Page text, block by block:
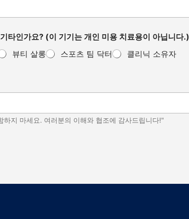
타인가요? (이 기기는 개인 미용 치료용이 아닙니다.)
뷰티 살롱 스포츠 팀 닥터 클리닉 소유자
지 마세요. 여러분의 이해와 협조에 감사드립니다!"